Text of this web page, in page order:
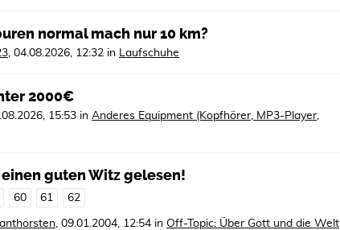
normal mach nur 10 km?
, 04.08.2026, 12:32 in Laufschuhe
2000€
15:53 in Anderes Equipment (Kopfhörer, MP3-Player,
guten Witz gelesen!
60 61 62
, 09.01.2004, 12:54 in Off-Topic: Über Gott und die Welt